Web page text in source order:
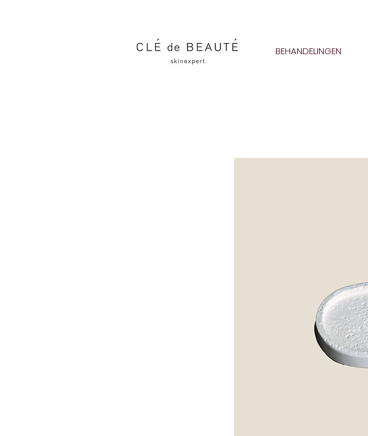
BEHANDELINGEN